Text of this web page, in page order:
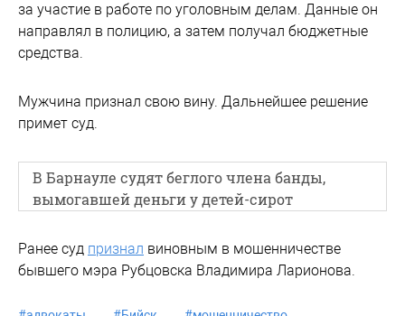
за участие в работе по уголовным делам. Данные он
направлял в полицию, а затем получал бюджетные
средства.
Мужчина признал свою вину. Дальнейшее решение
примет суд.
В Барнауле судят беглого члена банды,
вымогавшей деньги у детей-сирот
Ранее суд признал виновным в мошенничестве
бывшего мэра Рубцовска Владимира Ларионова.